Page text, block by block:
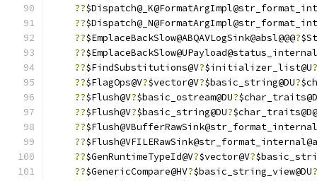
??
??
??$EmplaceBackSlow@ABQAVLogSink@absl@@@?
??
??$FindSubstitutions@V?$initializer_list@U?
??$FlagOps@V?$vector@V?$basic_string@DU?
??$Flush@V?$basic_ostream@DU?
??$Flush@V?$basic_string@DU?
??
??
??$GenRuntimeTypeId@V?$vector@V?
??$GenericCompare@HV?$basic_string_view@DU?